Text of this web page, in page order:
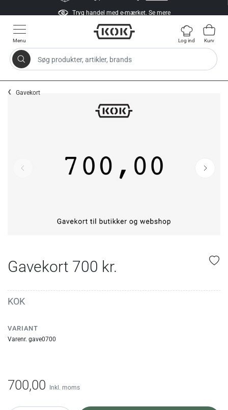
Menu
Søg produkter, artikler, brands
Log ind Kurv
Gavekort
Gavekort 700 kr.
KOK
VARIANT
Varenr. gave0700
700,00 Inkl. moms